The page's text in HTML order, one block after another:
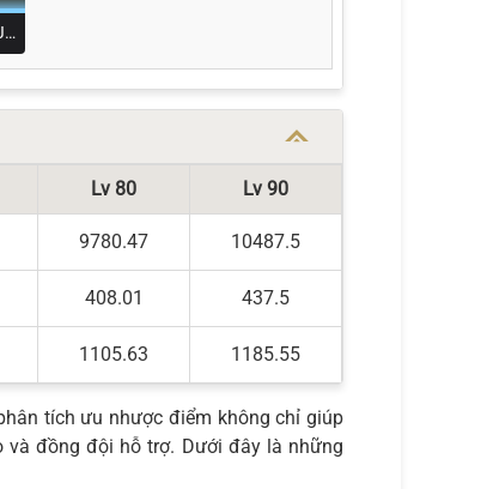
Yesterday in Jinzhou
Lv 80 Lv 90
9780.47 10487.5
408.01 437.5
1105.63 1185.55
tích ưu nhược điểm không chỉ giúp
và đồng đội hỗ trợ. Dưới đây là những